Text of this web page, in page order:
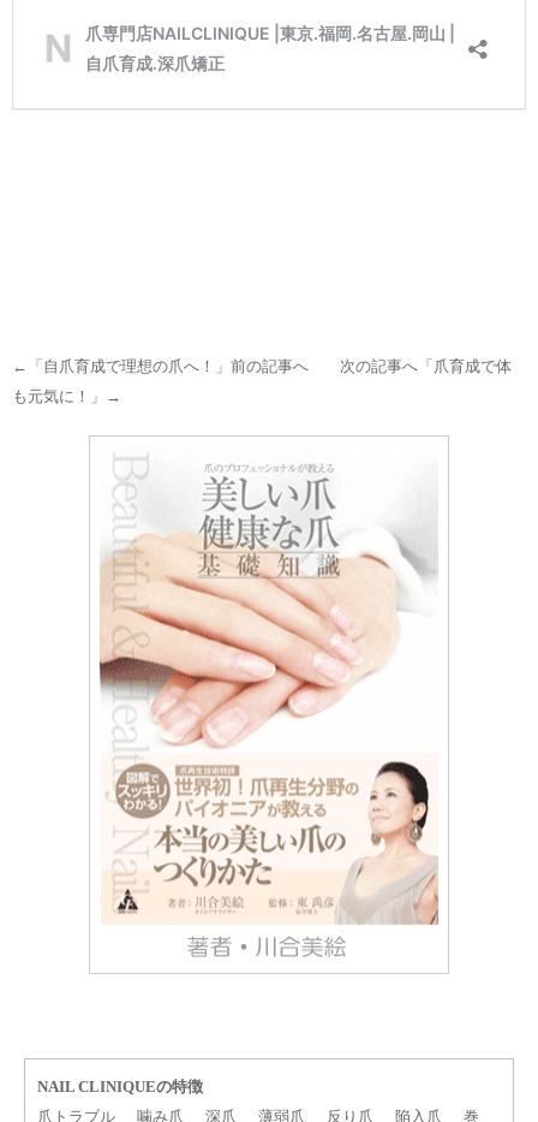
←「 自爪育成で理想の爪へ！ 」前の記事へ 次の記事へ「 爪育成で体
も元気に！
」→
NAIL CLINIQUEの特徴
爪トラブル
噛み爪 深爪 薄弱爪 反り爪 陥入爪
巻